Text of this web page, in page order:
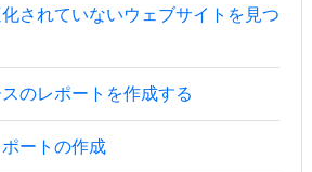
されていないウェブサイトを見つ
のレポートを作成する
ートの作成